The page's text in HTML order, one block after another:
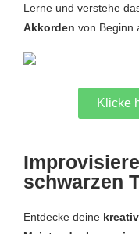
Lerne und verstehe
Akkorden von Beginn
Klicke
schwarzen
Entdecke deine